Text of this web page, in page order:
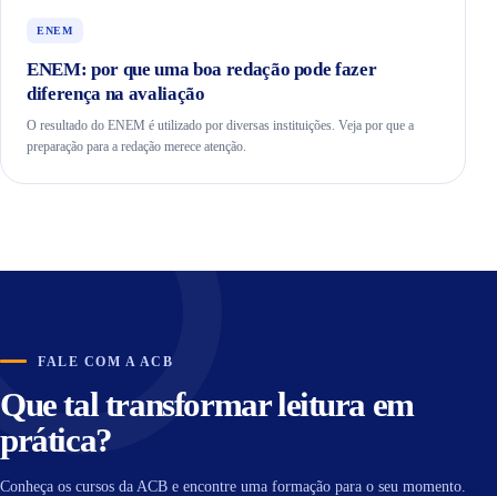
ENEM
ENEM: por que uma boa redação pode fazer
diferença na avaliação
O resultado do ENEM é utilizado por diversas instituições. Veja por que a
preparação para a redação merece atenção.
FALE COM A ACB
Que tal transformar leitura em
prática?
Conheça os cursos da ACB e encontre uma formação para o seu momento.